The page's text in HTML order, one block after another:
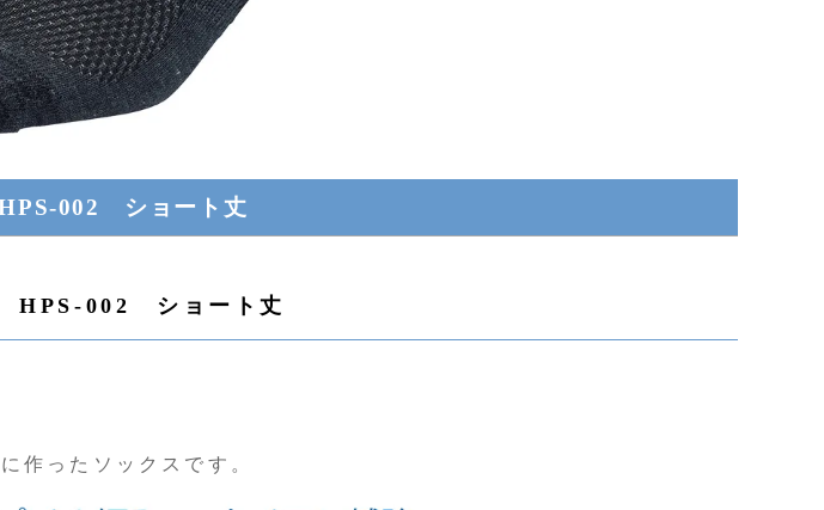
002 ショート丈
HPS-002 ショート丈
作ったソックスです。